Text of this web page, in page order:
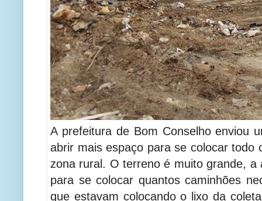
A prefeitura de Bom Conselho enviou
abrir mais espaço para se colocar todo
zona rural. O terreno é muito grande, a
para se colocar quantos caminhões
que estavam colocando o lixo da